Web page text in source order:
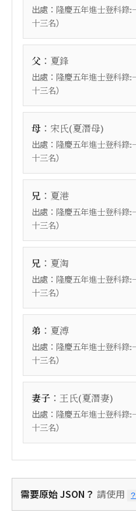
出處： 隆慶五年進士登科錄:
十三名）
父 ： 夏鋒
出處： 隆慶五年進士登科錄:
十三名）
母 ： 宋氏(夏潛母)
出處： 隆慶五年進士登科錄:
十三名）
兄 ： 夏港
出處： 隆慶五年進士登科錄:
十三名）
兄 ： 夏淘
出處： 隆慶五年進士登科錄:
十三名）
弟 ： 夏溥
出處： 隆慶五年進士登科錄:
十三名）
妻子 ： 王氏(夏潛妻)
出處： 隆慶五年進士登科錄:
十三名）
需要原始 JSON？ 請使用